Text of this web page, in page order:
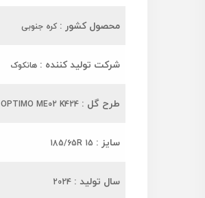
محصول کشور : کره جنوبی
شرکت تولید کننده : هانکوک
طرح گل : OPTIMO ME02 K424
سایز : 185/65R 15
سال تولید : 2024